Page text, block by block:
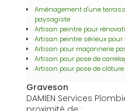
Aménagement d'une
paysagiste
Artisan peintre pour
Artisan peintre sérieux
Artisan pour maçonnerie
Artisan pour pose de
Artisan pour pose de clôture
Graveson
DAMIEN Services